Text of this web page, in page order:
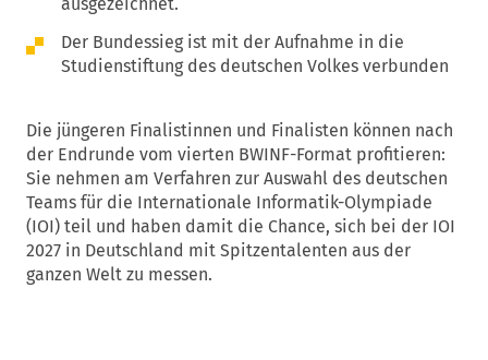
ausgezeichnet.
Der Bundessieg ist mit der Aufnahme in die
Studienstiftung des deutschen Volkes verbunden
Die jüngeren Finalistinnen und Finalisten können nach
der Endrunde vom vierten BWINF-Format profitieren:
Sie nehmen am Verfahren zur Auswahl des deutschen
Teams für die Internationale Informatik-Olympiade
(IOI) teil und haben damit die Chance, sich bei der IOI
2027 in Deutschland mit Spitzentalenten aus der
ganzen Welt zu messen.